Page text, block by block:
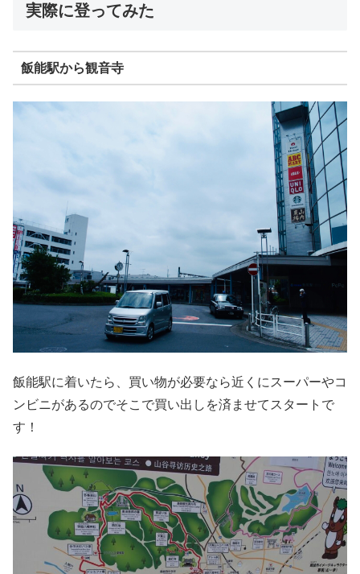
実際に登ってみた
飯能駅から観音寺
飯能駅に着いたら、買い物が必要なら近くにスーパーやコ
ンビニがあるのでそこで買い出しを済ませてスタートで
す！